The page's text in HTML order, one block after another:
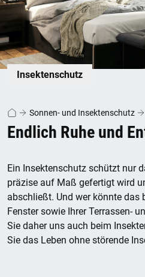
Insektenschutz
Sonnen- und Insektenschutz
Endlich Ruhe und
Ein Insektenschutz schützt nur
präzise auf Maß gefertigt wird
abschließt. Und wer könnte das
Fenster sowie Ihrer Terrassen-
Sie daher uns auch beim
Sie das Leben ohne störende